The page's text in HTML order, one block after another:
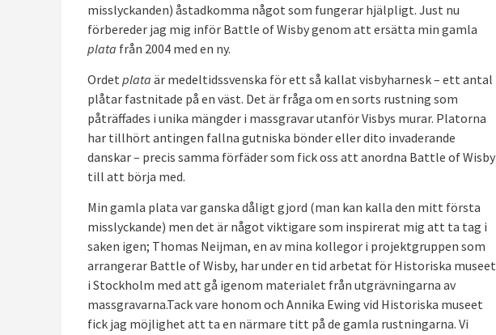
misslyckanden) åstadkomma något som fungerar hjälpligt. Just nu
förbereder jag mig inför Battle of Wisby genom att ersätta min gamla
plata från 2004 med en ny.
Ordet plata är medeltidssvenska för ett så kallat visbyharnesk – ett antal
plåtar fastnitade på en väst. Det är fråga om en sorts rustning som
påträffades i unika mängder i massgravar utanför Visbys murar. Platorna
har tillhört antingen fallna gutniska bönder eller dito invaderande
danskar – precis samma förfäder som fick oss att anordna Battle of Wisby
till att börja med.
Min gamla plata var ganska dåligt gjord (man kan kalla den mitt första
misslyckande) men det är något viktigare som inspirerat mig att ta tag i
saken igen; Thomas Neijman, en av mina kollegor i projektgruppen som
arrangerar Battle of Wisby, har under en tid arbetat för Historiska museet
i Stockholm med att gå igenom materialet från utgrävningarna av
massgravarna.Tack vare honom och Annika Ewing vid Historiska museet
fick jag möjlighet att ta en närmare titt på de gamla rustningarna. Vi